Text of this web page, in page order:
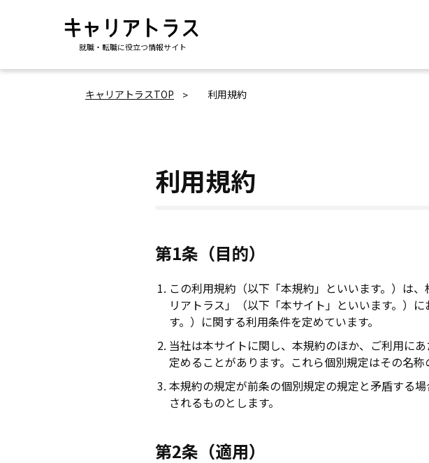
就職・転職に役立つ情報サイト
キャリアトラスTOP 利用規約
利用規約
第1条（目的）
この利用規約（以下「本規約」といいます。）は
リアトラス」（以下「本サイト」といいます。）
す。）に関する利用条件を定めています。
当社は本サイトに関し、本規約のほか、ご利用に
定めることがあります。これら個別規定はその名
本規約の規定が前条の個別規定の規定と矛盾する
されるものとします。
第2条（適用）